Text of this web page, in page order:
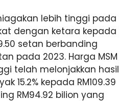
lebih tinggi pada
dengan ketara kepada
setan berbanding
pada 2023. Harga MSM
telah melonjakkan hasil
15.2% kepada RM109.39
RM94.92 bilion yang